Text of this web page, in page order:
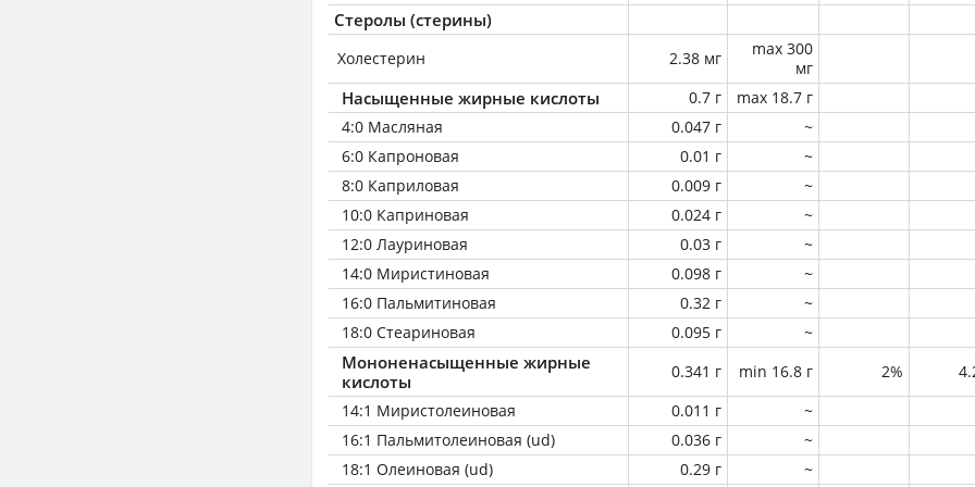
Стеролы (стерины)
Холестерин 2.38 мг
max 300
мг
Насыщенные жирные кислоты 0.7 г
max 18.7 г
4:0 Масляная
0.047 г
~
6:0 Капроновая
0.01 г
~
8:0 Каприловая
0.009 г
~
10:0 Каприновая
0.024 г
~
12:0 Лауриновая
0.03 г
~
14:0 Миристиновая
0.098 г
~
16:0 Пальмитиновая
0.32 г
~
18:0 Стеариновая
0.095 г ~
Мононенасыщенные жирные
кислоты
0.341 г min 16.8 г 2%
14:1 Миристолеиновая
0.011 г
~
16:1 Пальмитолеиновая (ud)
0.036 г
~
18:1 Олеиновая (ud)
0.29 г ~